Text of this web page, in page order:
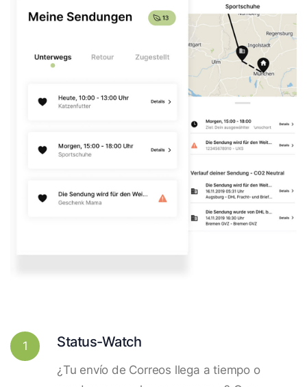
1 Status-Watch
¿Tu envío de Correos llega a tiempo o